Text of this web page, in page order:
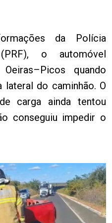
da Polícia
o automóvel
quando
do caminhão. O
carga ainda tentou
conseguiu impedir o